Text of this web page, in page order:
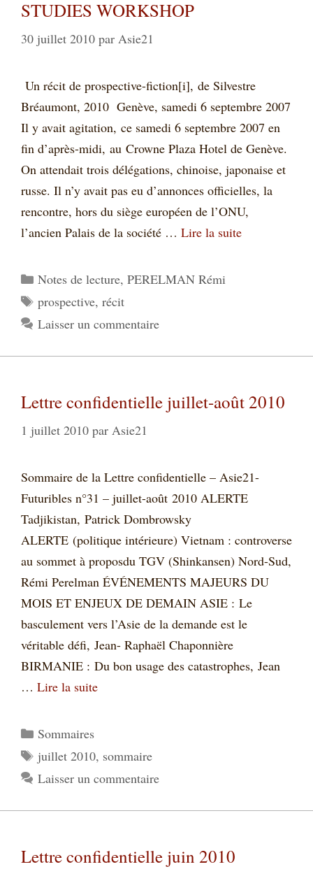
STUDIES WORKSHOP
30 juillet 2010 par Asie21
Un récit de prospective-fiction[i], de Silvestre
Bréaumont, 2010 Genève, samedi 6 septembre 2007
Il y avait agitation, ce samedi 6 septembre 2007 en
fin d’après-midi, au Crowne Plaza Hotel de Genève.
On attendait trois délégations, chinoise, japonaise et
russe. Il n’y avait pas eu d’annonces officielles, la
rencontre, hors du siège européen de l’ONU,
l’ancien Palais de la société … Lire la suite
Catégories
Notes de lecture, PERELMAN Rémi
Étiquettes
prospective, récit
Laisser un commentaire
Lettre confidentielle juillet-août 2010
1 juillet 2010 par Asie21
Sommaire de la Lettre confidentielle – Asie21-
Futuribles n°31 – juillet-août 2010 ALERTE
Tadjikistan, Patrick Dombrowsky
ALERTE (politique intérieure) Vietnam : controverse
au sommet à proposdu TGV (Shinkansen) Nord-Sud,
Rémi Perelman ÉVÉNEMENTS MAJEURS DU
MOIS ET ENJEUX DE DEMAIN ASIE : Le
basculement vers l’Asie de la demande est le
véritable défi, Jean- Raphaël Chaponnière
BIRMANIE : Du bon usage des catastrophes, Jean
… Lire la suite
Catégories
Sommaires
Étiquettes
juillet 2010, sommaire
Laisser un commentaire
Lettre confidentielle juin 2010